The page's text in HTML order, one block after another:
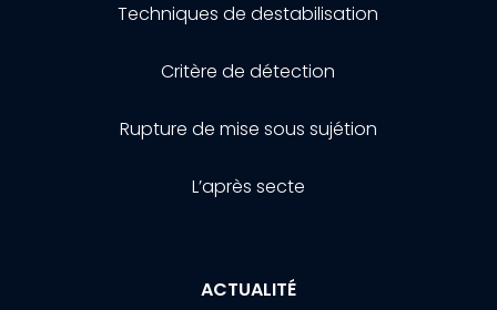
Techniques de destabilisation
Critère de détection
Rupture de mise sous sujétion
L’après secte
ACTUALITÉ